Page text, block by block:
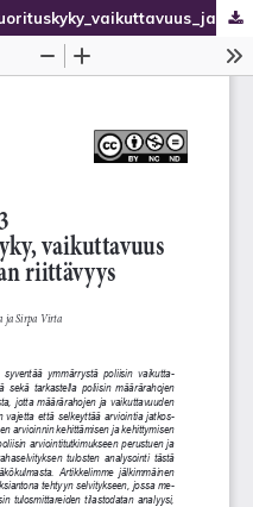
13_Oulasvirta_ym_Poliisin_suorituskyky_vaikuttavuus_ja_maararahan_riittavyys.pdf